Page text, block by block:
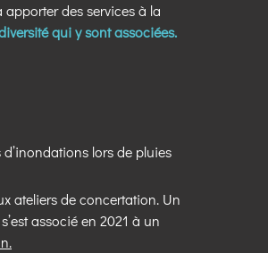
des services à la
qui y sont associées.
lors de pluies
ateliers de concertation. Un
associé en 2021 à un
.